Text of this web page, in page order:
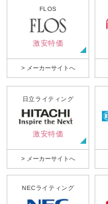
FLOS
激安特価
> メーカーサイトへ
日立ライティング
激安特価
> メーカーサイトへ
NECライティング